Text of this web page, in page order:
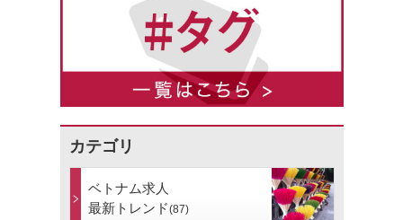
カテゴリ
ベトナム求人
最新トレンド(87)